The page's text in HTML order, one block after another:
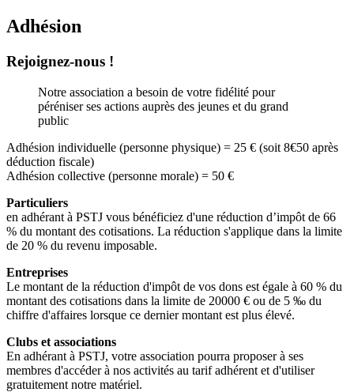
Adhésion
Rejoignez-nous !
Notre association a besoin de votre fidélité pour
péréniser ses actions auprès des jeunes et du grand
public
Adhésion individuelle (personne physique) = 25 € (soit 8€50 après
déduction fiscale)
Adhésion collective (personne morale) = 50 €
Particuliers
en adhérant à PSTJ vous bénéficiez d'une réduction d’impôt de 66
% du montant des cotisations. La réduction s'applique dans la limite
de 20 % du revenu imposable.
Entreprises
Le montant de la réduction d'impôt de vos dons est égale à 60 % du
montant des cotisations dans la limite de 20000 € ou de 5 ‰ du
chiffre d'affaires lorsque ce dernier montant est plus élevé.
Clubs et associations
En adhérant à PSTJ, votre association pourra proposer à ses
membres d'accéder à nos activités au tarif adhérent et d'utiliser
gratuitement notre matériel.